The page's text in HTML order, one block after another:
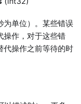
为单位）。某些错误
操作，对于这些错
代操作之前等待的时